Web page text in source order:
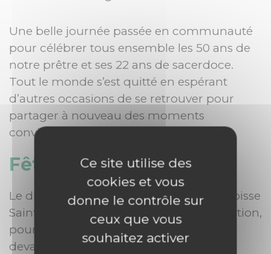
Une belle journée passée en communauté
pour célébrer tous ensemble les 50 ans de
notre prêtre et ses 22 ans de sacerdoce.
Tout le monde s’est quitté en espérant
d’autres occasions de se retrouver pour
partager à nouveau des moments
conviviaux et amicaux.
Fête de la Création
Le dimanche 26 septembre 2021, la paroisse
Saint Jean a organisé une fête de la création,
pour célébrer la nature et s’émerveiller
devant toute l’oeuvre de Dieu.
Ce site utilise des
cookies et vous
donne le contrôle sur
ceux que vous
souhaitez activer